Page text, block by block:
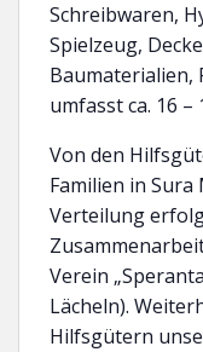
Schreibwaren,
Spielzeug,
Baumaterialien,
umfasst ca. 16
Von den
Familien in Sura
Verteilung
Verein
Lächeln).
Hilfsgütern